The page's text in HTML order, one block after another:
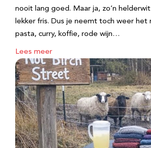
nooit lang goed. Maar ja, zo’n
lekker fris. Dus je neemt toch weer het
pasta, curry, koffie, rode wijn…
Lees meer